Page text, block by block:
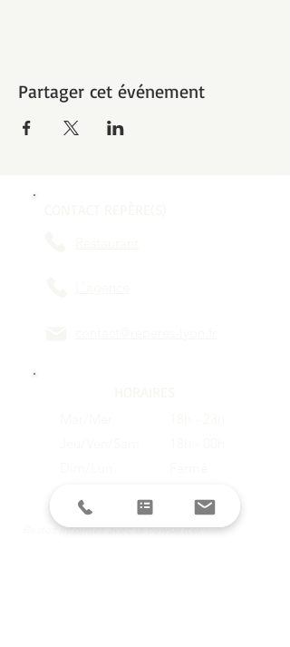
Partager cet événement
Restez informés avec la newsletter !